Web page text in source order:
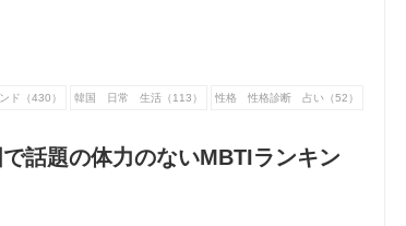
ド（430） 韓国 日常 生活（113） 性格 性格診断 占い（52）
話題の体力のないMBTIランキン